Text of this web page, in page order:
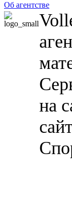
Об агентстве
на